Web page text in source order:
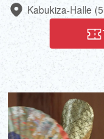
Kabukiza-Halle